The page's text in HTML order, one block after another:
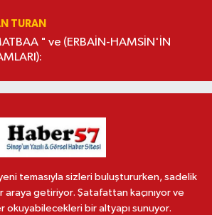
TURAN
" ve (ERBAİN-HAMSİN'İN
temasıyla sizleri buluştururken, sadelik
araya getiriyor. Şatafattan kaçınıyor ve
okuyabilecekleri bir altyapı sunuyor.